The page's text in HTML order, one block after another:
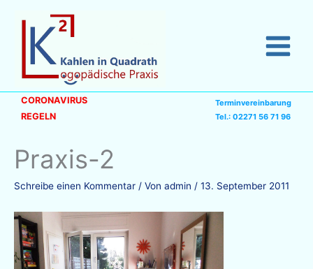
springen
CORONAVIRUS
REGELN
Terminvereinbarung
Tel.: 02271 56 71 96
Praxis-2
Schreibe einen Kommentar / Von admin / 13. September 2011